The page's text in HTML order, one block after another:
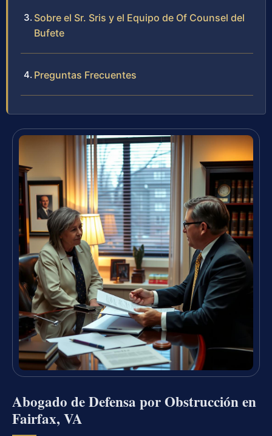
Sobre el Sr. Sris y el Equipo de Of Counsel del
Bufete
Preguntas Frecuentes
Abogado de Defensa por Obstrucción en
Fairfax, VA